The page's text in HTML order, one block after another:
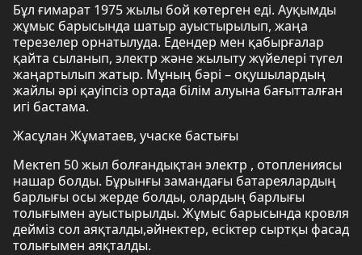
Бұл ғимарат 1975 жылы бой көтерген еді. Ауқымды
жұмыс барысында шатыр ауыстырылып, жаңа
терезелер орнатылуда. Едендер мен қабырғалар
қайта сыланып, электр және жылыту жүйелері түгел
жаңартылып жатыр. Мұның бәрі – оқушылардың
жайлы әрі қауіпсіз ортада білім алуына бағытталған
игі бастама.
Жасұлан Жұматаев, учаске бастығы
Мектеп 50 жыл болғандықтан электр , отоплениясы
нашар болды. Бұрынғы замандағы батареялардың
барлығы осы жерде болды, олардың барлығы
толығымен ауыстырылды. Жұмыс барысында кровля
дейміз сол аяқталды,әйнектер, есіктер сыртқы фасад
толығымен аяқталды.